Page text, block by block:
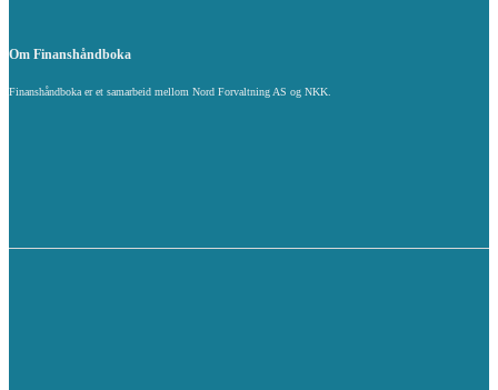
Om Finanshåndboka
Finanshåndboka er et samarbeid mellom Nord Forvaltning AS og NKK.